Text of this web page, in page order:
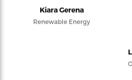
Kiara Gerena
Renewable Energy